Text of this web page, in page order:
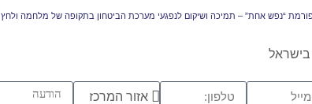
“נפש אחת” – תמיכה ושיקום לנפגעי מערכת הביטחון בתקופה של מלחמה ולחץ